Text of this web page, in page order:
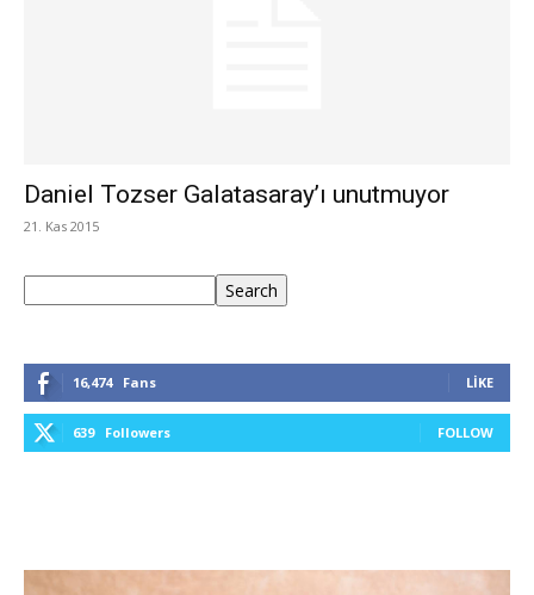
Daniel Tozser Galatasaray’ı unutmuyor
21. Kas 2015
Search
16,474 Fans LIKE
639 Followers FOLLOW